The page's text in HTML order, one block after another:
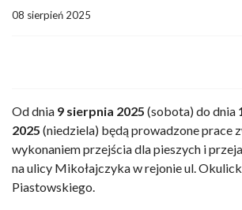
08 sierpień 2025
Od dnia 9 sierpnia 2025 (sobota) do dnia
2025 (niedziela) będą prowadzone prace
wykonaniem przejścia dla pieszych i
na ulicy Mikołajczyka w rejonie ul.
Piastowskiego.